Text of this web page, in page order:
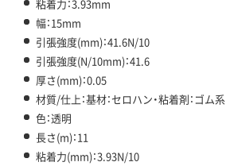
粘着力：3.93mm
幅：15mm
引張強度(mm)：41.6N/10
引張強度(N/10mm)：41.6
厚さ(mm)：0.05
材質/仕上：基材：セロハン・粘着剤：ゴム系
色：透明
長さ(m)：11
粘着力(mm)：3.93N/10